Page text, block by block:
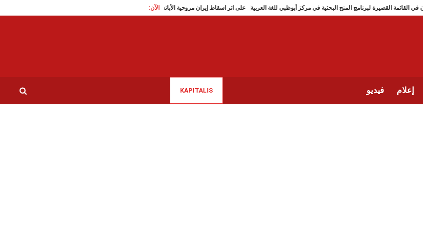
الآن: تونسيان في القائمة القصيرة لبرنامج المنح البحثية في مركز أبوظبي للغة العربية على اثر اسقاط إيران مروحية الأباتشي الأمريكية، العدو يرد
إعلام فيديو KAPITALIS